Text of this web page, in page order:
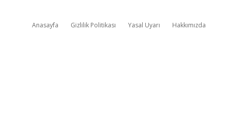
Anasayfa Gizlilik Politikası Yasal Uyarı Hakkımızda